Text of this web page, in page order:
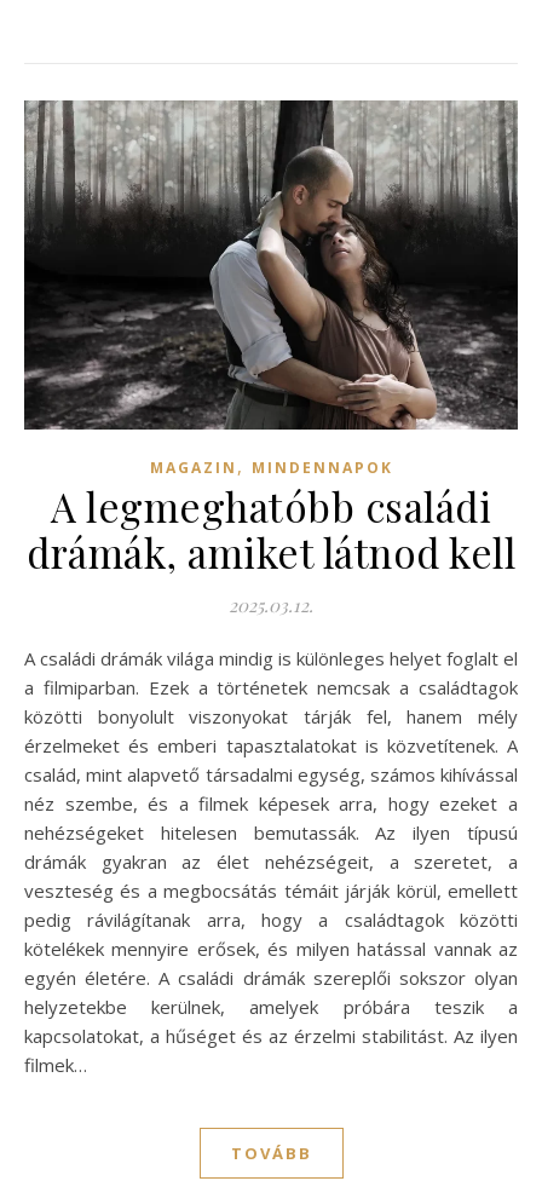
MAGAZIN , MINDENNAPOK
A legmeghatóbb családi
drámák, amiket látnod kell
2025.03.12.
A családi drámák világa mindig is különleges helyet foglalt el
a filmiparban. Ezek a történetek nemcsak a családtagok
közötti bonyolult viszonyokat tárják fel, hanem mély
érzelmeket és emberi tapasztalatokat is közvetítenek. A
család, mint alapvető társadalmi egység, számos kihívással
néz szembe, és a filmek képesek arra, hogy ezeket a
nehézségeket hitelesen bemutassák. Az ilyen típusú
drámák gyakran az élet nehézségeit, a szeretet, a
veszteség és a megbocsátás témáit járják körül, emellett
pedig rávilágítanak arra, hogy a családtagok közötti
kötelékek mennyire erősek, és milyen hatással vannak az
egyén életére. A családi drámák szereplői sokszor olyan
helyzetekbe kerülnek, amelyek próbára teszik a
kapcsolatokat, a hűséget és az érzelmi stabilitást. Az ilyen
filmek…
TOVÁBB